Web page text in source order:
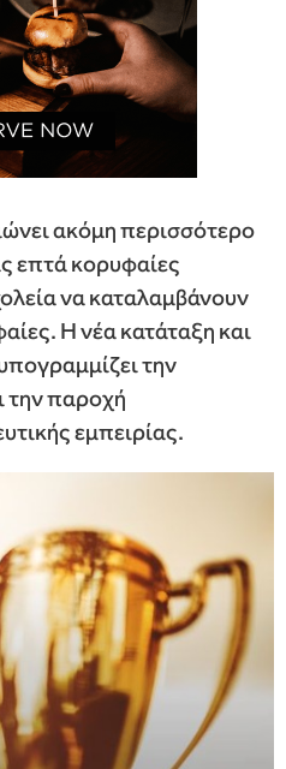
ακόμη περισσότερο
επτά κορυφαίες
να καταλαμβάνουν
Η νέα κατάταξη και
την
την παροχή
εμπειρίας.